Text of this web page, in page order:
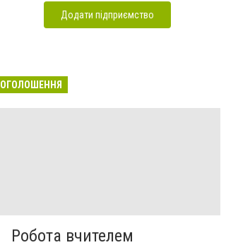
Додати підприємство
ОГОЛОШЕННЯ
Робота вчителем